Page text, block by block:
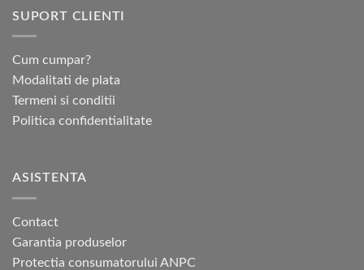
SUPORT CLIENTI
Cum cumpar?
Modalitati de plata
Termeni si conditii
Politica confidentialitate
ASISTENTA
Contact
Garantia produselor
Protectia consumatorului ANPC